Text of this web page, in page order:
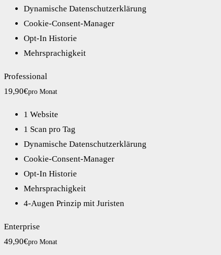
Dynamische Datenschutzerklärung
Cookie-Consent-Manager
Opt-In Historie
Mehrsprachigkeit
Professional
19,90€pro Monat
1 Website
1 Scan pro Tag
Dynamische Datenschutzerklärung
Cookie-Consent-Manager
Opt-In Historie
Mehrsprachigkeit
4-Augen Prinzip mit Juristen
Enterprise
49,90€pro Monat